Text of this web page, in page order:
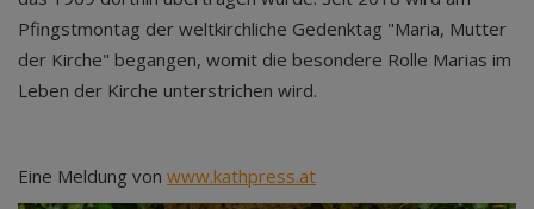
Pfingstmontag der weltkirchliche Gedenktag "Maria, Mutter
der Kirche" begangen, womit die besondere Rolle Marias im
Leben der Kirche unterstrichen wird.
Eine Meldung von www.kathpress.at